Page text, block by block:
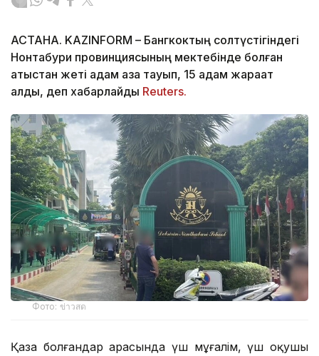
АСТАНА. KAZINFORM – Бангкоктың солтүстігіндегі
Нонтабури провинциясының мектебінде болған
атыстан жеті адам қаза тауып, 15 адам жарақат
алды, деп хабарлайды Reuters.
Фото: ข่าวสด
Қаза болғандар арасында үш мұғалім, үш оқушы